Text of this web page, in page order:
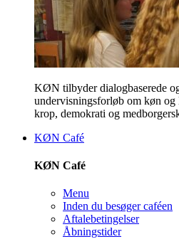
KØN tilbyder dialogbaserede
undervisningsforløb om køn
krop, demokrati og
KØN Café
KØN Café
Menu
Inden du besøger caféen
Aftalebetingelser
Åbningstider